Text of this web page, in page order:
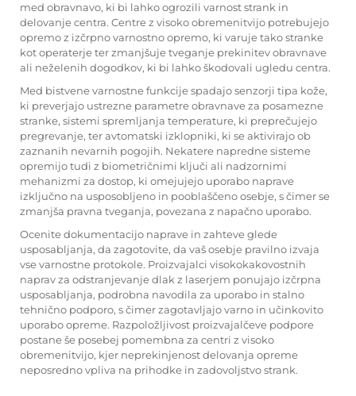
med obravnavo, ki bi lahko ogrozili varnost strank in
delovanje centra. Centre z visoko obremenitvijo potrebujejo
opremo z izčrpno varnostno opremo, ki varuje tako stranke
kot operaterje ter zmanjšuje tveganje prekinitev obravnave
ali neželenih dogodkov, ki bi lahko škodovali ugledu centra.
Med bistvene varnostne funkcije spadajo senzorji tipa kože,
ki preverjajo ustrezne parametre obravnave za posamezne
stranke, sistemi spremljanja temperature, ki preprečujejo
pregrevanje, ter avtomatski izklopniki, ki se aktivirajo ob
zaznanih nevarnih pogojih. Nekatere napredne sisteme
opremijo tudi z biometričnimi ključi ali nadzornimi
mehanizmi za dostop, ki omejujejo uporabo naprave
izključno na usposobljeno in pooblaščeno osebje, s čimer se
zmanjša pravna tveganja, povezana z napačno uporabo.
Ocenite dokumentacijo naprave in zahteve glede
usposabljanja, da zagotovite, da vaš osebje pravilno izvaja
vse varnostne protokole. Proizvajalci visokokakovostnih
naprav za odstranjevanje dlak z laserjem ponujajo izčrpna
usposabljanja, podrobna navodila za uporabo in stalno
tehnično podporo, s čimer zagotavljajo varno in učinkovito
uporabo opreme. Razpoložljivost proizvajalčeve podpore
postane še posebej pomembna za centri z visoko
obremenitvijo, kjer neprekinjenost delovanja opreme
neposredno vpliva na prihodke in zadovoljstvo strank.